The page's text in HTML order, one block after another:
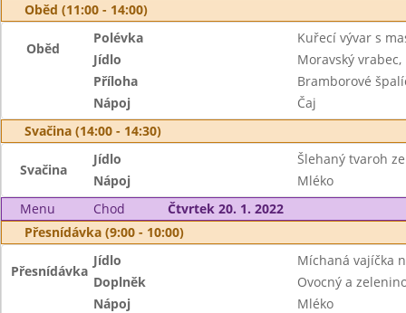
Oběd (11:00 - 14:00)
Oběd
Polévka
Kuřecí vývar s
Jídlo
Moravský
Příloha
Bramborové
Nápoj
Čaj
Svačina (14:00 - 14:30)
Svačina
Jídlo
Šlehaný tvaroh
Nápoj
Mléko
Menu
Chod
Čtvrtek 20. 1. 2022
Přesnídávka (9:00 - 10:00)
Přesnídávka
Jídlo
Míchaná vajíčka
Doplněk
Ovocný a
Nápoj
Mléko